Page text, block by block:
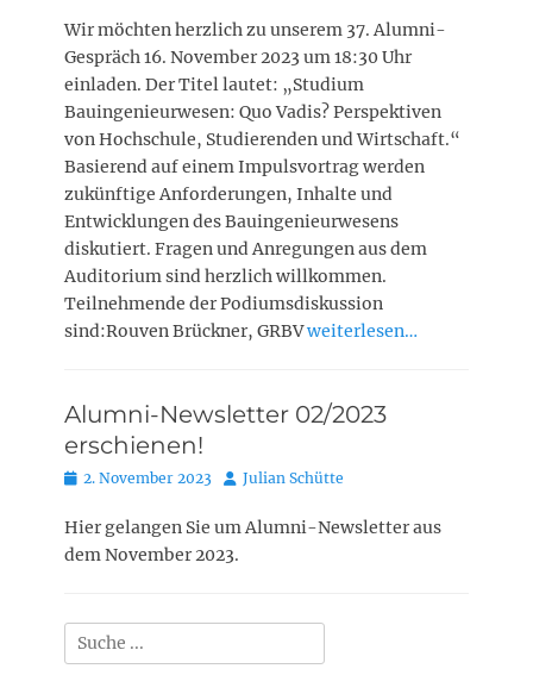
Wir möchten herzlich zu unserem 37. Alumni-
Gespräch 16. November 2023 um 18:30 Uhr
einladen. Der Titel lautet: „Studium
Bauingenieurwesen: Quo Vadis? Perspektiven
von Hochschule, Studierenden und Wirtschaft.“
Basierend auf einem Impulsvortrag werden
zukünftige Anforderungen, Inhalte und
Entwicklungen des Bauingenieurwesens
diskutiert. Fragen und Anregungen aus dem
Auditorium sind herzlich willkommen.
Teilnehmende der Podiumsdiskussion
sind:Rouven Brückner, GRBVweiterlesen…
Alumni-Newsletter 02/2023
erschienen!
Posted
2. November 2023 AutorJulian Schütte
Hier gelangen Sie um Alumni-Newsletter aus
dem November 2023.
Suchen
nach: